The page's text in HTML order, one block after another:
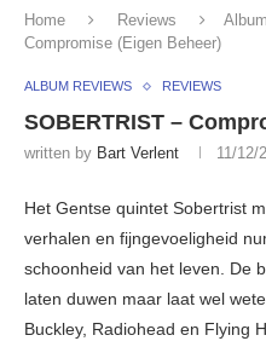
Home Reviews
Compromise (Eigen Beheer)
ALBUM REVIEWS REVIEWS
SOBERTRIST –
written by Bart Verlent 11/12/
Het Gentse quintet Sobertrist
verhalen en fijngevoeligheid
schoonheid van het leven. De
laten duwen maar laat wel
Buckley, Radiohead en Flying